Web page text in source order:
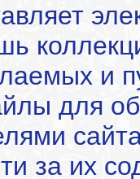
и
для
за их